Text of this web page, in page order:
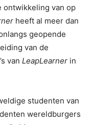
ontwikkeling van op
heeft al meer dan
geopende
van de
van LeapLearner in
studenten van
wereldburgers